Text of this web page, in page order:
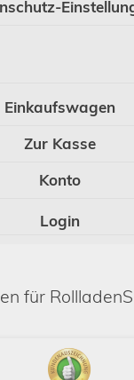
Einkaufswagen
Zur Kasse
Konto
Login
für